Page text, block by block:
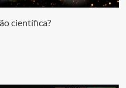
científica?